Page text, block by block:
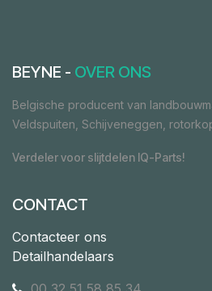
BEYNE - OVER ONS
Belgische producent van
Veldspuiten, Schijveneggen,
Verdeler voor slijtdelen IQ-Parts!
CONTACT
Contacteer ons
Detailhandelaars